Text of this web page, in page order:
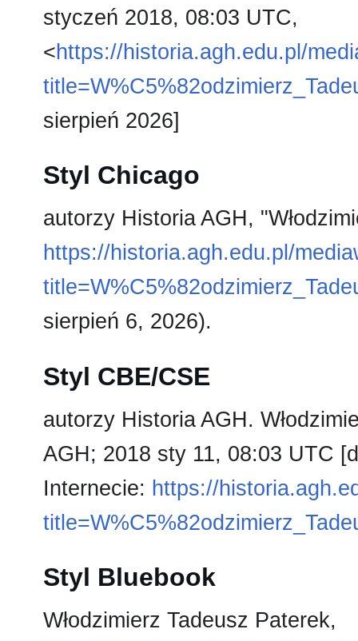
styczeń 2018, 08:03 UTC,
<https://historia.agh.edu.pl/
sierpień 2026]
Styl Chicago
autorzy Historia AGH,
https://historia.agh.edu.pl/
sierpień 6, 2026).
Styl CBE/CSE
autorzy Historia AGH.
AGH; 2018 sty 11, 08:03 UTC
Internecie: https://
Styl Bluebook
Włodzimierz Tadeusz Paterek,